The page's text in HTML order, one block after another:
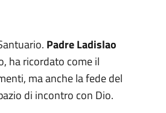
Padre Ladislao
ha ricordato come il
ma anche la fede del
di incontro con Dio.